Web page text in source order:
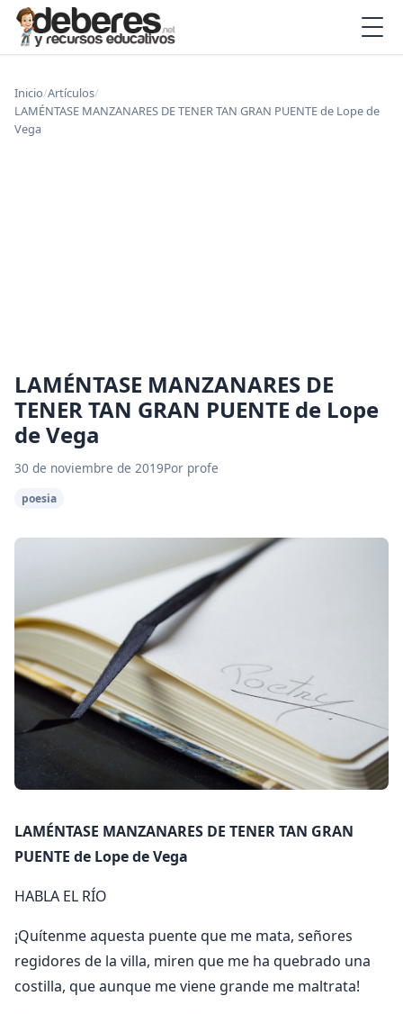
Inicio/Artículos/
LAMÉNTASE MANZANARES DE TENER TAN GRAN PUENTE de Lope de
Vega
LAMÉNTASE MANZANARES DE
TENER TAN GRAN PUENTE de Lope
de Vega
30 de noviembre de 2019Por profe
poesia
LAMÉNTASE MANZANARES DE TENER TAN GRAN
PUENTE de Lope de Vega
HABLA EL RÍO
¡Quítenme aquesta puente que me mata, señores
regidores de la villa, miren que me ha quebrado una
costilla, que aunque me viene grande me maltrata!